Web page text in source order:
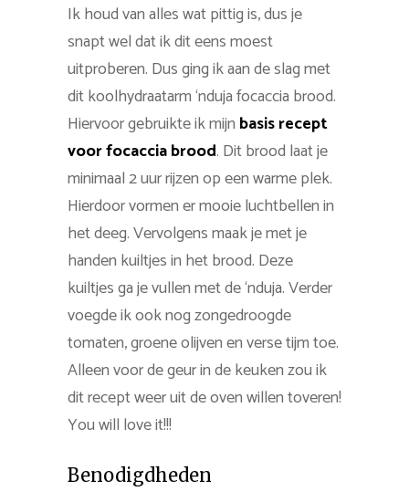
Ik houd van alles wat pittig is, dus je
snapt wel dat ik dit eens moest
uitproberen. Dus ging ik aan de slag met
dit koolhydraatarm ‘nduja focaccia brood.
Hiervoor gebruikte ik mijn basis recept
voor focaccia brood. Dit brood laat je
minimaal 2 uur rijzen op een warme plek.
Hierdoor vormen er mooie luchtbellen in
het deeg. Vervolgens maak je met je
handen kuiltjes in het brood. Deze
kuiltjes ga je vullen met de ‘nduja. Verder
voegde ik ook nog zongedroogde
tomaten, groene olijven en verse tijm toe.
Alleen voor de geur in de keuken zou ik
dit recept weer uit de oven willen toveren!
You will love it!!!
Benodigdheden